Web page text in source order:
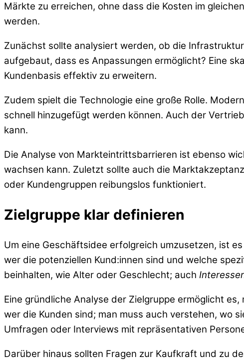
Märkte zu erreichen, ohne dass die Kosten im
werden.
Zunächst sollte analysiert werden, ob die
aufgebaut, dass es Anpassungen ermöglicht? Eine
Kundenbasis effektiv zu erweitern.
Zudem spielt die Technologie eine große Rolle.
schnell hinzugefügt werden können. Auch der
kann.
Die Analyse von Markteintrittsbarrieren ist ebenso
wachsen kann. Zuletzt sollte auch die
oder Kundengruppen reibungslos funktioniert.
Zielgruppe klar definieren
Um eine Geschäftsidee erfolgreich umzusetzen, ist
wer die potenziellen Kund:innen sind und welche
beinhalten, wie Alter oder Geschlecht; auch
Eine gründliche Analyse der Zielgruppe ermöglicht
wer die Kunden sind; man muss auch verstehen, wo
Umfragen oder Interviews mit repräsentativen
Darüber hinaus sollten Fragen zur Kaufkraft und zu